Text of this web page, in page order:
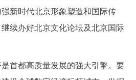
新时代北京形象塑造和国际传
续办好北京文化论坛及北京国际
都高质量发展的强大引擎。要